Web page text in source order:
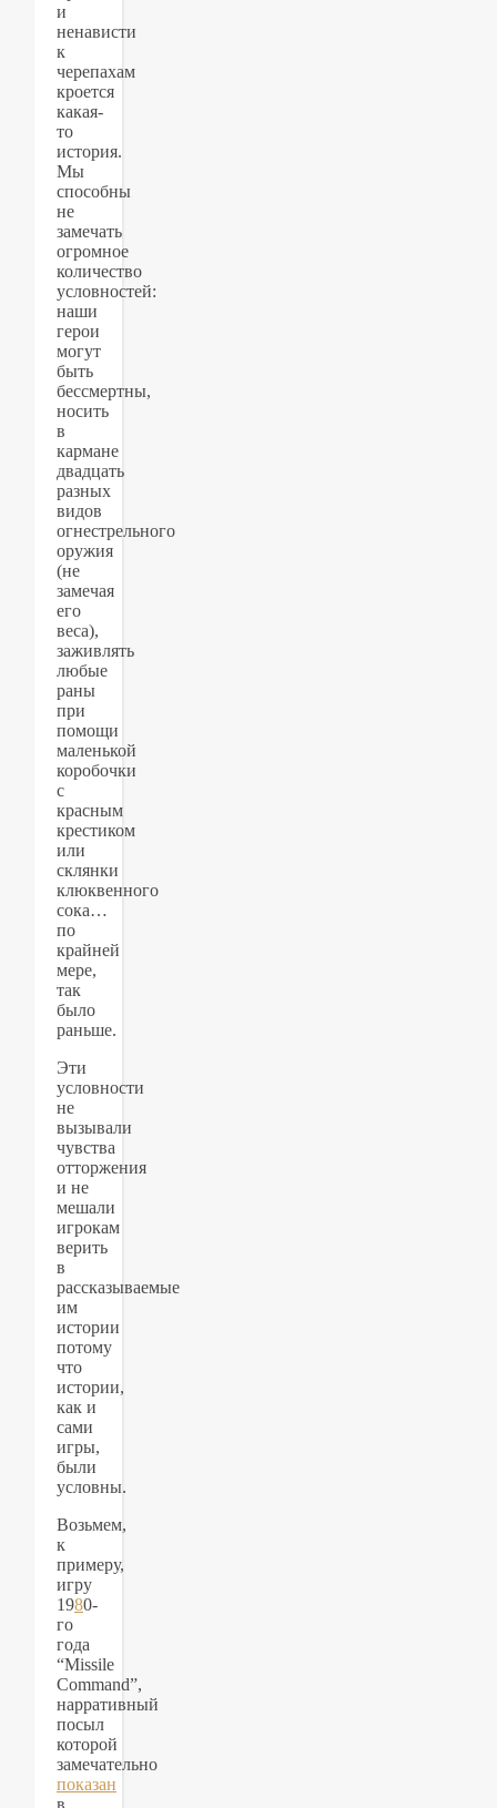
и
ненависти
к
черепахам
кроется
какая-
то
история.
Мы
способны
не
замечать
огромное
количество
условностей:
наши
герои
могут
быть
бессмертны,
носить
в
кармане
двадцать
разных
видов
огнестрельного
оружия
(не
замечая
его
веса),
заживлять
любые
раны
при
помощи
маленькой
коробочки
с
красным
крестиком
или
склянки
клюквенного
сока…
по
крайней
мере,
так
было
раньше.
Эти
условности
не
вызывали
чувства
отторжения
и не
мешали
игрокам
верить
в
рассказываемые
им
истории
потому
что
истории,
как и
сами
игры,
были
условны.
Возьмем,
к
примеру,
игру
1980-
го
года
“Missile
Command”,
нарративный
посыл
которой
замечательно
показан
в